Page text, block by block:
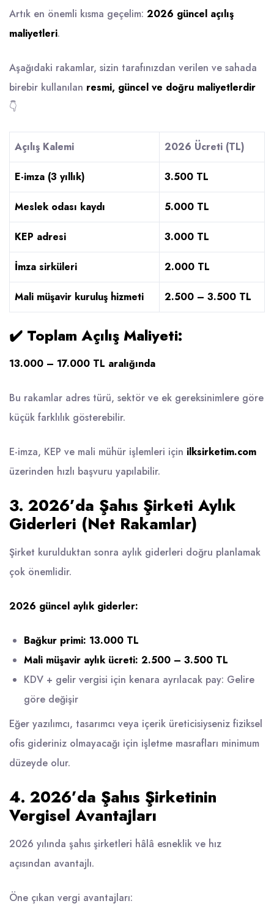
Artık en önemli kısma geçelim: 2026 güncel açılış
maliyetleri.
Aşağıdaki rakamlar, sizin tarafınızdan verilen ve sahada
birebir kullanılan resmi, güncel ve doğru maliyetlerdir
👇
Açılış Kalemi 2026 Ücreti (TL)
E-imza (3 yıllık) 3.500 TL
Meslek odası kaydı 5.000 TL
KEP adresi 3.000 TL
İmza sirküleri 2.000 TL
Mali müşavir kuruluş hizmeti 2.500 – 3.500 TL
✔️ Toplam Açılış Maliyeti:
13.000 – 17.000 TL aralığında
Bu rakamlar adres türü, sektör ve ek gereksinimlere göre
küçük farklılık gösterebilir.
E-imza, KEP ve mali mühür işlemleri için ilksirketim.com
üzerinden hızlı başvuru yapılabilir.
3. 2026’da Şahıs Şirketi Aylık
Giderleri (Net Rakamlar)
Şirket kurulduktan sonra aylık giderleri doğru planlamak
çok önemlidir.
2026 güncel aylık giderler:
Bağkur primi: 13.000 TL
Mali müşavir aylık ücreti: 2.500 – 3.500 TL
KDV + gelir vergisi için kenara ayrılacak pay: Gelire
göre değişir
Eğer yazılımcı, tasarımcı veya içerik üreticisiyseniz fiziksel
ofis gideriniz olmayacağı için işletme masrafları minimum
düzeyde olur.
4. 2026’da Şahıs Şirketinin
Vergisel Avantajları
2026 yılında şahıs şirketleri hâlâ esneklik ve hız
açısından avantajlı.
Öne çıkan vergi avantajları: